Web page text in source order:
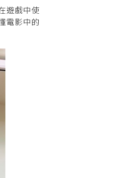
遊戲中使
電影中的